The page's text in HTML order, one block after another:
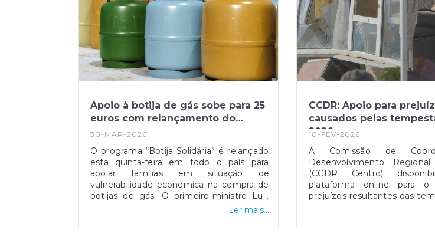
Apoio à botija de gás sobe para 25
euros com relançamento do
programa
30-MAR-2026
O programa “Botija Solidária” é relançado
esta quinta-feira em todo o país para
apoiar famílias em situação de
vulnerabilidade económica na compra de
botijas de gás. O primeiro-ministro Luís
Montenegro anunciou o aumento da
durante os próximos três meses,
Ler mais...
CCDR: Apoio para
causados pelas
2026
10-FEV-2026
A Comissão de
Desenvolvimento
(CCDR Centro)
plataforma online para
prejuízos resultantes das
2026 que afetaram vários
cidadãos, empresas,